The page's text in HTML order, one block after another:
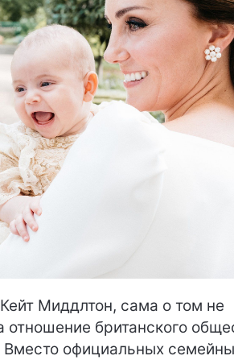
Миддлтон, сама о том не
отношение британского
Вместо официальных